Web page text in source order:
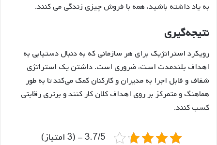
به یاد داشته باشید، همه با فروش چیزی زندگی می کنند.
نتیجه‌گیری
رویکرد استراتژیک برای هر سازمانی که به دنبال دستیابی به
اهداف بلندمدت است، ضروری است. داشتن یک استراتژی
شفاف و قابل اجرا به مدیران و کارکنان کمک می‌کند تا به طور
هماهنگ و متمرکز بر روی اهداف کلان کار کنند و برتری رقابتی
کسب کنند.
3.7/5 - (3 امتیاز)